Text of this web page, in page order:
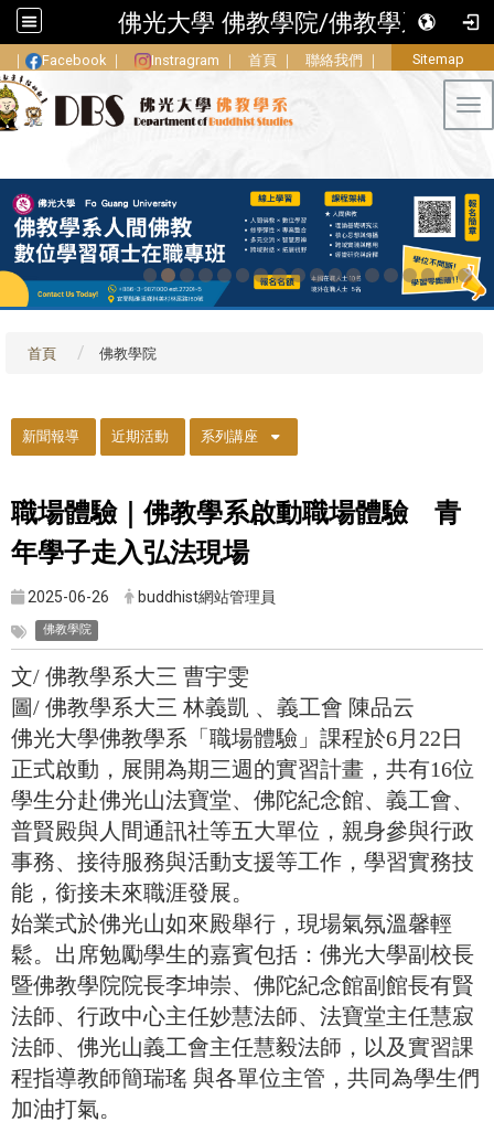
佛光大學 佛教學院/佛教學系
｜ Facebook ｜ Instragram ｜ 首頁 ｜ 聯絡我們 ｜ Sitemap
首頁 佛教學院
新聞報導 近期活動 系列講座
職場體驗｜佛教學系啟動職場體驗 青
年學子走入弘法現場
2025-06-26 buddhist網站管理員
佛教學院
文/ 佛教學系大三 曹宇雯
圖/ 佛教學系大三 林義凱 、義工會 陳品云 ​
佛光大學佛教學系「職場體驗」課程於6月22日
正式啟動，展開為期三週的實習計畫，共有16位
學生分赴佛光山法寶堂、佛陀紀念館、義工會、
普賢殿與人間通訊社等五大單位，親身參與行政
事務、接待服務與活動支援等工作，學習實務技
能，銜接未來職涯發展。
始業式於佛光山如來殿舉行，現場氣氛溫馨輕
鬆。出席勉勵學生的嘉賓包括：佛光大學副校長
暨佛教學院院長李坤崇、佛陀紀念館副館長有賢
法師、行政中心主任妙慧法師、法寶堂主任慧寂
法師、佛光山義工會主任慧毅法師，以及實習課
程指導教師簡瑞瑤 與各單位主管，共同為學生們
加油打氣。